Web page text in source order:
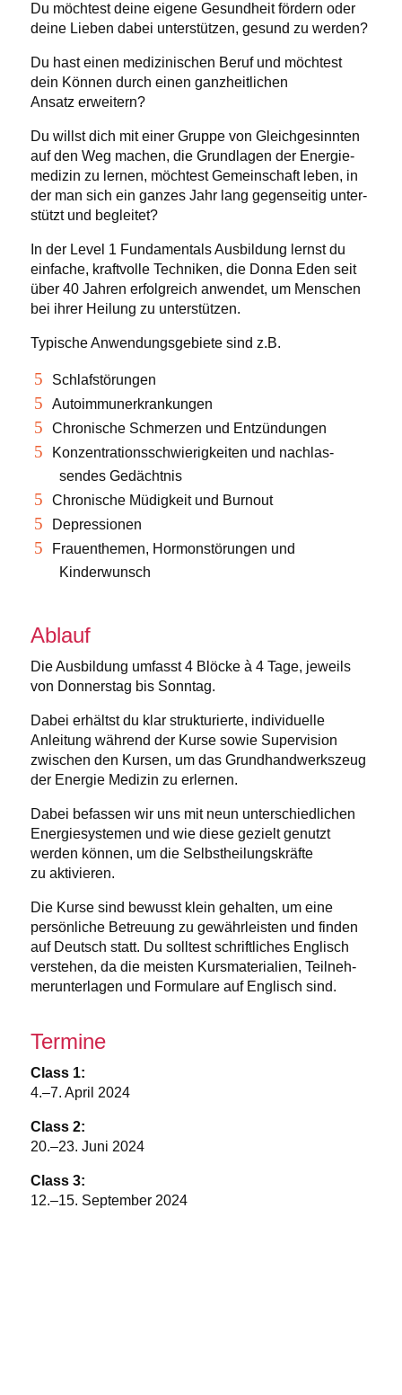
Du möchtest deine eigene Gesundheit fördern oder
deine Lieben dabei unter­stützen, gesund zu werden?
Du hast einen medizi­ni­schen Beruf und möchtest
dein Können durch einen ganzheit­lichen
Ansatz erweitern?
Du willst dich mit einer Gruppe von Gleich­ge­sinnten
auf den Weg machen, die Grund­lagen der Energie­
me­dizin zu lernen, möchtest Gemein­schaft leben, in
der man sich ein ganzes Jahr lang gegen­seitig unter­
stützt und begleitet?
In der Level 1 Funda­mentals Ausbildung lernst du
einfache, kraft­volle Techniken, die Donna Eden seit
über 40 Jahren erfolg­reich anwendet, um Menschen
bei ihrer Heilung zu unterstützen.
Typische Anwen­dungs­ge­biete sind z.B.
Schlaf­stö­rungen
Autoim­mun­erkran­kungen
Chronische Schmerzen und Entzündungen
Konzen­tra­ti­ons­schwie­rig­keiten und nachlas­
sendes Gedächtnis
Chronische Müdigkeit und Burnout
Depres­sionen
Frauen­themen, Hormon­stö­rungen und
Kinderwunsch
Ablauf
Die Ausbildung umfasst 4 Blöcke à 4 Tage, jeweils
von Donnerstag bis Sonntag.
Dabei erhältst du klar struk­tu­rierte, indivi­duelle
Anleitung während der Kurse sowie Super­vision
zwischen den Kursen, um das Grund­hand­werkszeug
der Energie Medizin zu erlernen.
Dabei befassen wir uns mit neun unter­schied­lichen
Energie­sys­temen und wie diese gezielt genutzt
werden können, um die Selbst­hei­lungs­kräfte
zu aktivieren.
Die Kurse sind bewusst klein gehalten, um eine
persön­liche Betreuung zu gewähr­leisten und finden
auf Deutsch statt. Du solltest schrift­liches Englisch
verstehen, da die meisten Kursma­te­rialien, Teilneh­
mer­un­ter­lagen und Formulare auf Englisch sind.
Termine
Class 1:
4.–7. April 2024
Class 2:
20.–23. Juni 2024
Class 3:
12.–15. September 2024